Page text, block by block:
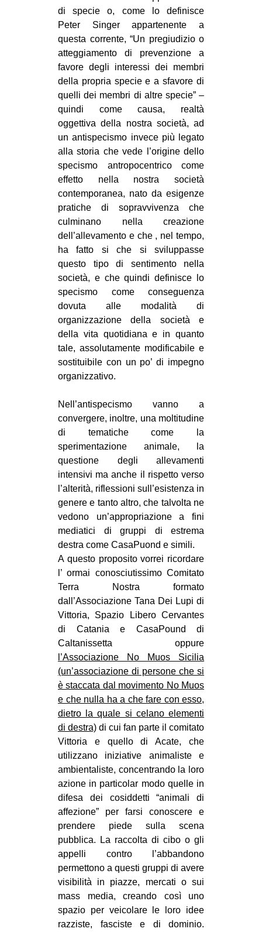
di specie o, come lo definisce
Peter Singer appartenente a
questa corrente, “Un pregiudizio o
atteggiamento di prevenzione a
favore degli interessi dei membri
della propria specie e a sfavore di
quelli dei membri di altre specie” –
quindi come causa, realtà
oggettiva della nostra società, ad
un antispecismo invece più legato
alla storia che vede l’origine dello
specismo antropocentrico come
effetto nella nostra società
contemporanea, nato da esigenze
pratiche di sopravvivenza che
culminano nella creazione
dell’allevamento e che , nel tempo,
ha fatto si che si sviluppasse
questo tipo di sentimento nella
società, e che quindi definisce lo
specismo come conseguenza
dovuta alle modalità di
organizzazione della società e
della vita quotidiana e in quanto
tale, assolutamente modificabile e
sostituibile con un po’ di impegno
organizzativo.
Nell’antispecismo vanno a
convergere, inoltre, una moltitudine
di tematiche come la
sperimentazione animale, la
questione degli allevamenti
intensivi ma anche il rispetto verso
l’alterità, riflessioni sull’esistenza in
genere e tanto altro, che talvolta ne
vedono un’appropriazione a fini
mediatici di gruppi di estrema
destra come CasaPuond e simili.
A questo proposito vorrei ricordare
l’ ormai conosciutissimo Comitato
Terra Nostra formato
dall’Associazione Tana Dei Lupi di
Vittoria, Spazio Libero Cervantes
di Catania e CasaPound di
Caltanissetta oppure
l’Associazione No Muos Sicilia
(un’associazione di persone che si
è staccata dal movimento No Muos
e che nulla ha a che fare con esso,
dietro la quale si celano elementi
di destra) di cui fan parte il comitato
Vittoria e quello di Acate, che
utilizzano iniziative animaliste e
ambientaliste, concentrando la loro
azione in particolar modo quelle in
difesa dei cosiddetti “animali di
affezione” per farsi conoscere e
prendere piede sulla scena
pubblica. La raccolta di cibo o gli
appelli contro l’abbandono
permettono a questi gruppi di avere
visibilità in piazze, mercati o sui
mass media, creando così uno
spazio per veicolare le loro idee
razziste, fasciste e di dominio.